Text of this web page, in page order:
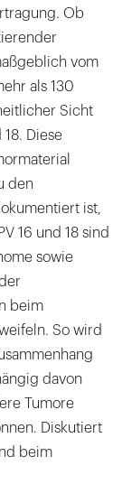
Ob
vom
als 130
Sicht
Diese
den
ist,
16 und 18 sind
sowie
beim
So wird
davon
Tumore
Diskutiert
beim